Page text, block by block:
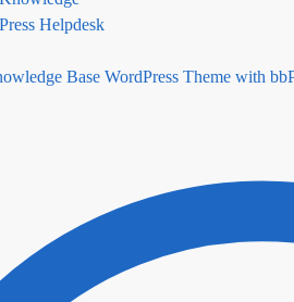
Base WordPress Theme with